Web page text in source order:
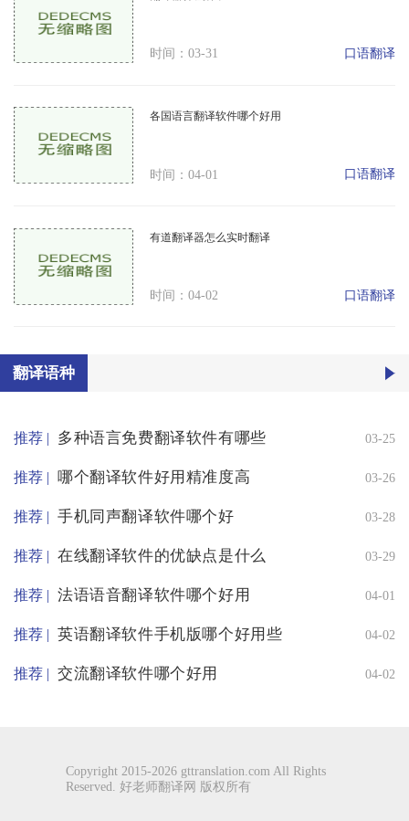
时间：03-31 口语翻译
各国语言翻译软件哪个好用
时间：04-01 口语翻译
有道翻译器怎么实时翻译
时间：04-02 口语翻译
翻译语种
推荐 | 多种语言免费翻译软件有哪些 03-25
推荐 | 哪个翻译软件好用精准度高 03-26
推荐 | 手机同声翻译软件哪个好 03-28
推荐 | 在线翻译软件的优缺点是什么 03-29
推荐 | 法语语音翻译软件哪个好用 04-01
推荐 | 英语翻译软件手机版哪个好用些 04-02
推荐 | 交流翻译软件哪个好用 04-02
Copyright 2015-2026 gttranslation.com All Rights
Reserved. 好老师翻译网 版权所有